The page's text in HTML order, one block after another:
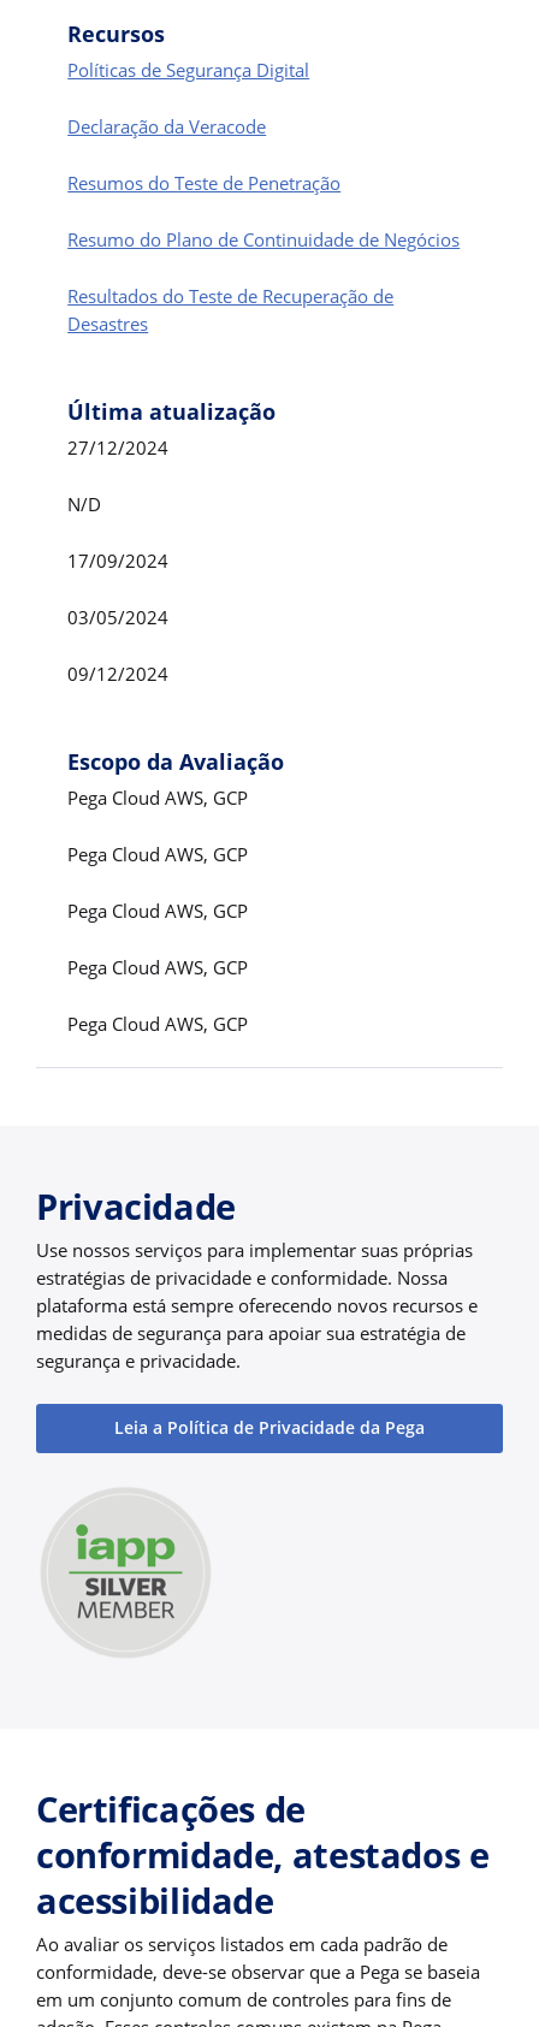
Recursos
Políticas de Segurança Digital
Declaração da Veracode
Resumos do Teste de Penetração
Resumo do Plano de Continuidade de Negócios
Resultados do Teste de Recuperação de
Desastres
Última atualização
27/12/2024
N/D
17/09/2024
03/05/2024
09/12/2024
Escopo da Avaliação
Pega Cloud AWS, GCP
Pega Cloud AWS, GCP
Pega Cloud AWS, GCP
Pega Cloud AWS, GCP
Pega Cloud AWS, GCP
Privacidade
Use nossos serviços para implementar suas próprias
estratégias de privacidade e conformidade. Nossa
plataforma está sempre oferecendo novos recursos e
medidas de segurança para apoiar sua estratégia de
segurança e privacidade.
Leia a Política de Privacidade da Pega
Certificações de
conformidade, atestados e
acessibilidade
Ao avaliar os serviços listados em cada padrão de
conformidade, deve-se observar que a Pega se baseia
em um conjunto comum de controles para fins de